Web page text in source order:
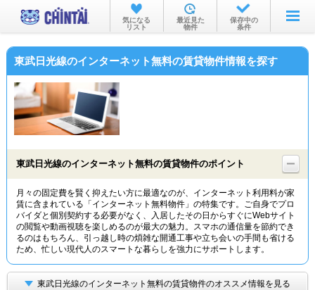
お部屋を探す
沿線・駅から
物件特集から
TOP
気になる
リスト
最近見た
物件
保存中の
条件
東武日光線のインターネット無料の賃貸物件情報を探す
東武日光線のインターネット無料の賃貸物件のポイント
月々の固定費を賢く抑えたい方に最適なのが、インターネット利用料が家
賃に含まれている「インターネット無料物件」の特集です。ご自身でプロ
バイダと個別契約する必要がなく、入居したその日からすぐにWebサイト
の閲覧や動画視聴を楽しめるのが最大の魅力。スマホの通信量を節約でき
るのはもちろん、引っ越し時の煩雑な開通工事や立ち会いの手間も省ける
ため、忙しい現代人のスマートな暮らしを強力にサポートします。
東武日光線のインターネット無料の賃貸物件のオススメ情報を見る